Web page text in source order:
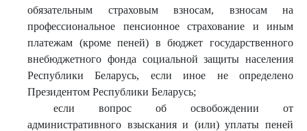
обязательным страховым взносам, взносам на
профессиональное пенсионное страхование и иным
платежам (кроме пеней) в бюджет государственного
внебюджетного фонда социальной защиты населения
Республики Беларусь, если иное не определено
Президентом Республики Беларусь;
если вопрос об освобождении от
административного взыскания и (или) уплаты пеней